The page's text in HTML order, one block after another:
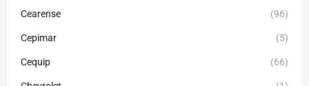
Cearense (96)
Cepimar (5)
Cequip (66)